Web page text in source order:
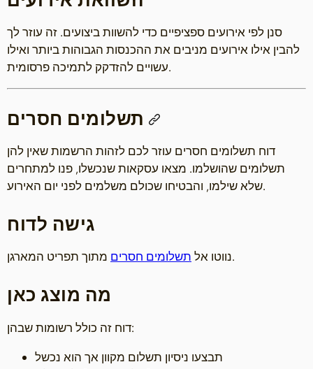
סנן לפי אירועים ספציפיים כדי להשוות ביצועים. זה עוזר לך
להבין אילו אירועים מניבים את ההכנסות הגבוהות ביותר ואילו
עשויים להזדקק לתמיכה פרסומית.
דוח תשלומים חסרים עוזר לכם לזהות הרשמות שאין להן
תשלומים שהושלמו. מצאו עסקאות שנכשלו, פנו למתחרים
שלא שילמו, והבטיחו שכולם משלמים לפני יום האירוע.
גישה לדוח
נווטו אל תשלומים חסרים מתוך תפריט המארגן.
מה מוצג כאן
דוח זה כולל רשומות שבהן:
תבצעו ניסיון תשלום מקוון אך הוא נכשל